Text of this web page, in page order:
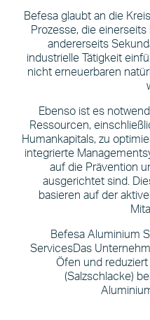
Befesa glaubt an die
Prozesse, die
andererseits
industrielle Tätigkeit
nicht erneuerbaren
Ebenso ist es
Ressourcen,
Humankapitals, zu
integrierte
auf die Prävention
ausgerichtet sind.
basieren auf der
Befesa Aluminium
ServicesDas
Öfen und
(Salzschlacke)